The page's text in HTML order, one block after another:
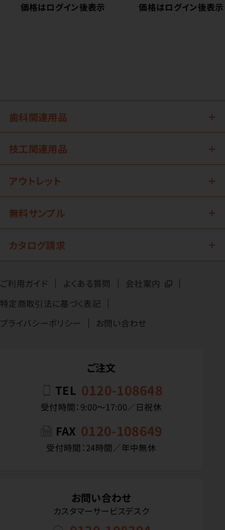
価格はログイン後表示
価格はログイン後表示
歯科関連用品
技工関連用品
アウトレット
無料サンプル
カタログ請求
ご利用ガイド よくある質問
会社案内
特定商取引法に基づく表記
プライバシーポリシー
お問い合わせ
ご注文
TEL 0120-108648
受付時間：9:00〜17:00／日祝休
FAX 0120-108649
受付時間：24時間／年中無休
お問い合わせ
カスタマーサービスデスク